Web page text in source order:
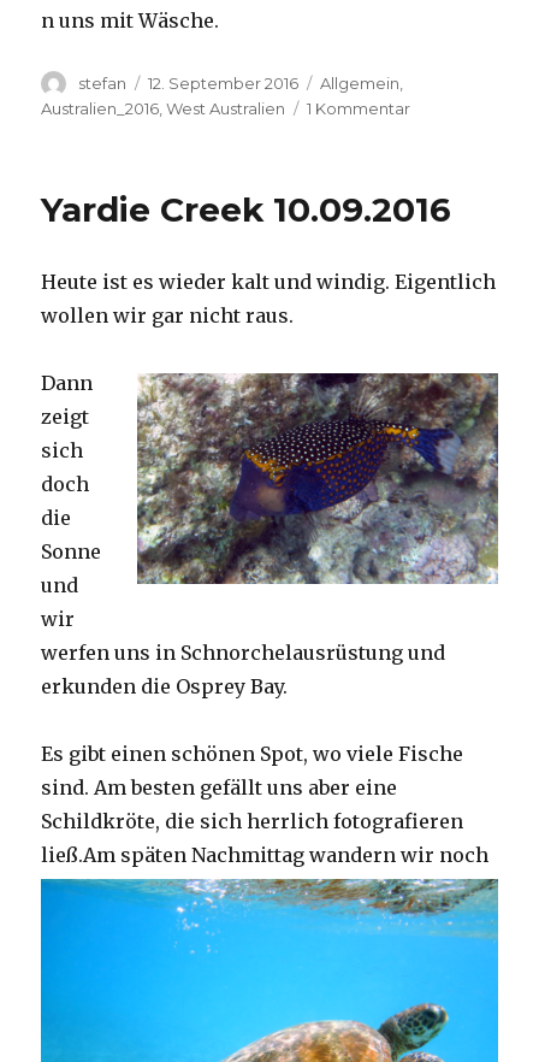
n uns mit Wäsche.
Autor
stefan
Veröffentlicht
am
12. September 2016 Kategorien
Allgemein
Australien_2016 ,West Australien 1 Kommentarzu
Yardie Creek 10.09.2016
Heute ist es wieder kalt und windig. Eigentlich
wollen wir gar nicht raus.
Dann
zeigt
sich
doch
die
Sonne
und
wir
werfen uns in Schnorchelausrüstung und
erkunden die Osprey Bay.
Es gibt einen schönen Spot, wo viele Fische
sind. Am besten gefällt uns aber eine
Schildkröte, die sich herrlich fotografieren
ließ.Am späten Nachmittag wandern wir noch